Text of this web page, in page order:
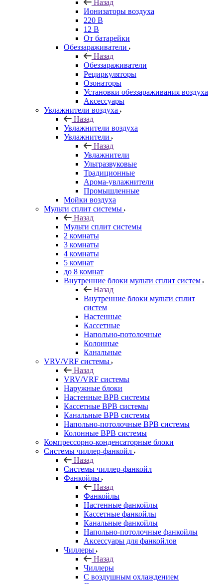
Назад
Ионизаторы воздуха
220 В
12 В
От батарейки
Обеззараживатели
Назад
Обеззараживатели
Рециркуляторы
Озонаторы
Установки обеззараживания воздуха
Аксессуары
Увлажнители воздуха
Назад
Увлажнители воздуха
Увлажнители
Назад
Увлажнители
Ультразвуковые
Традиционные
Арома-увлажнители
Промышленные
Мойки воздуха
Мульти сплит системы
Назад
Мульти сплит системы
2 комнаты
3 комнаты
4 комнаты
5 комнат
до 8 комнат
Внутренние блоки мульти сплит систем
Назад
Внутренние блоки мульти сплит
систем
Настенные
Кассетные
Напольно-потолочные
Колонные
Канальные
VRV/VRF системы
Назад
VRV/VRF системы
Наружные блоки
Настенные ВРВ системы
Кассетные ВРВ системы
Канальные ВРВ системы
Напольно-потолочные ВРВ системы
Колонные ВРВ системы
Компрессорно-конденсаторные блоки
Системы чиллер-фанкойл
Назад
Системы чиллер-фанкойл
Фанкойлы
Назад
Фанкойлы
Настенные фанкойлы
Кассетные фанкойлы
Канальные фанкойлы
Напольно-потолочные фанкойлы
Аксессуары для фанкойлов
Чиллеры
Назад
Чиллеры
С воздушным охлаждением